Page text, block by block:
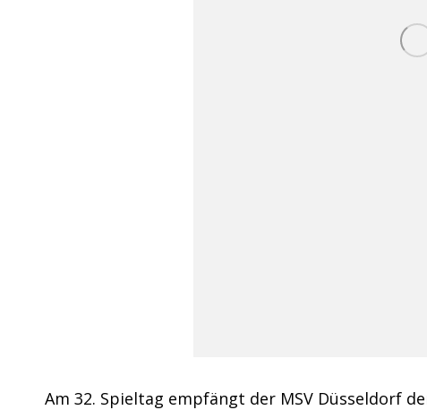
Am 32. Spieltag empfängt der MSV Düsseldorf